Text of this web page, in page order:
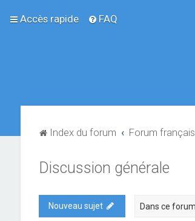
Accès rapide FAQ
Index du forum Forum français
Discussion générale
Nouveau sujet